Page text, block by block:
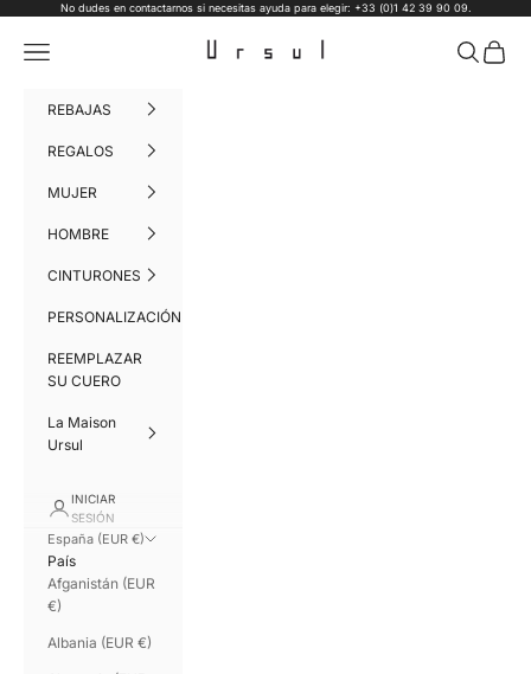
Ir al contenidoNo dudes en contactarnos si necesitas ayuda para elegir: +33 (0)1 42 39 90 09.
Ursul Paris
Menú Buscar
Cesta
REBAJAS
REGALOS
MUJER
HOMBRE
CINTURONES
PERSONALIZACIÓN
REEMPLAZAR
SU CUERO
La Maison
Ursul
INICIAR
SESIÓN
España (EUR €)
País
Afganistán (EUR
€)
Albania (EUR €)